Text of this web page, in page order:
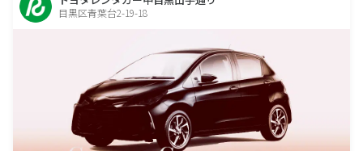
目黒区青葉台2-19-18